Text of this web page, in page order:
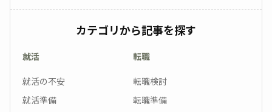
カテゴリから記事を探す
就活
就活の不安
就活準備
転職
転職検討
転職準備